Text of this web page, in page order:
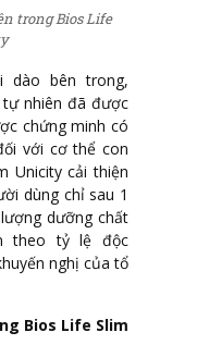
trong Bios Life
dào bên trong,
nhiên đã được
chứng minh có
với cơ thể con
Unicity cải thiện
dùng chỉ sau 1
dưỡng chất
theo tỷ lệ độc
nghị của tổ
Bios Life Slim